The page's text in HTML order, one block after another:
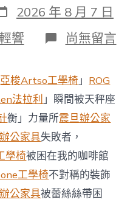
2026 年 8 月 7 日
響 在
〈切
西
8
月
前
去
馬
國
與
柔
佛
J
尚無留言
亞梭Artso工學椅」 ROG
法拉利」瞬間被天秤座
衡」力量所震旦辦公家
公家具失敗者，
學椅被困在我的咖啡館
工學椅不對稱的裝飾
辦公家具被蕾絲絲帶困